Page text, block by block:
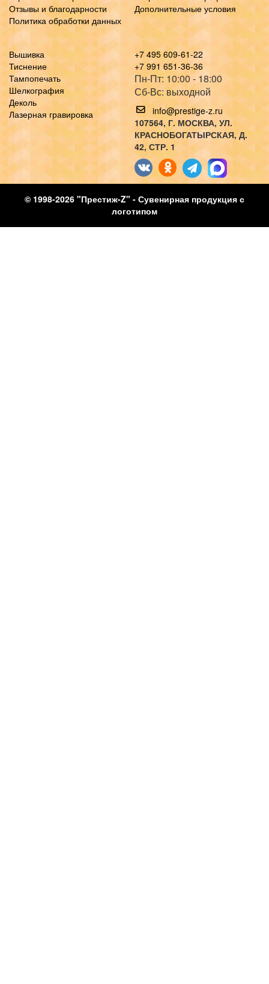
Отзывы и благодарности
Политика обработки данных
Дополнительные условия
Вышивка
Тиснение
Тампопечать
Шелкография
Деколь
Лазерная гравировка
+7 495 609-61-22
+7 991 651-36-36
Пн-Пт: 10:00 - 18:00
Сб-Вс: выходной
info@prestige-z.ru
107564, Г. МОСКВА, УЛ.
КРАСНОБОГАТЫРСКАЯ, Д.
42, СТР. 1
© 1998-2026 "Престиж-Z" - Сувенирная продукция с
логотипом